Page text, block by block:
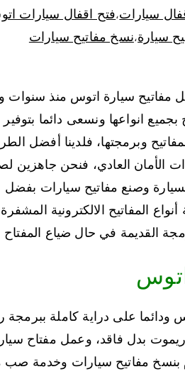
سيارات،فتح اقفال سيارات
سيارة،نسخ مفاتيح سيارات
سيارة اتوس منذ سنوات
انواعها ونسعى دائما
وبرمجتها، فلدينا أفضل
الأمان العادي، فنحن
وصنع مفاتيح سيارات
المفاتيح الالكترونية
القديمة في حال ضياع
على دراية كاملة ببرمجة
بدل فاقد، وعمل مفتاح
بنسخ مفاتيح سيارات وخدمة صب